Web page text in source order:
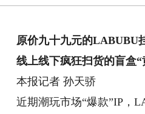
原价九十九元的LABUBU
线上线下疯狂扫货的盲盒“
本报记者 孙天骄
近期潮玩市场“爆款”IP，